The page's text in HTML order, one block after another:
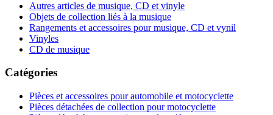
Autres articles de musique, CD et vinyle
Objets de collection liés à la musique
Rangements et accessoires pour musique, CD et vynil
Vinyles
CD de musique
Catégories
Pièces et accessoires pour automobile et motocyclette
Pièces détachées de collection pour motocyclette